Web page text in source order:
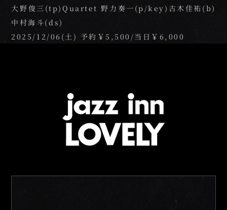
姉妹店のご案内
大野俊三(tp)Quartet 野力奏一(p/key)古木佳祐(b)
中村海斗(ds)
2025/12/06(土) 予約￥5,500/当日￥6,000